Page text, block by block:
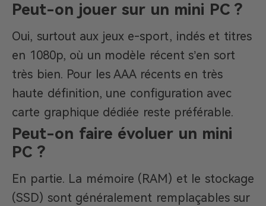
Peut-on jouer sur un mini PC ?
Oui, surtout aux jeux e-sport, indés et titres
en 1080p, où un modèle récent s’en sort
très bien. Pour les AAA récents en très
haute définition, une configuration avec
carte graphique dédiée reste préférable.
Peut-on faire évoluer un mini
PC ?
En partie. La mémoire (RAM) et le stockage
(SSD) sont généralement remplaçables sur